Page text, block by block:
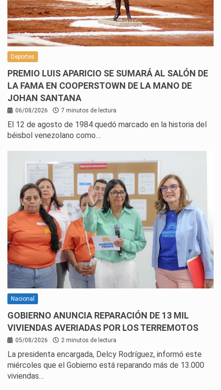
Deportes
PREMIO LUIS APARICIO SE SUMARÁ AL SALÓN DE
LA FAMA EN COOPERSTOWN DE LA MANO DE
JOHAN SANTANA
06/08/2026 7 minutos de lectura
El 12 de agosto de 1984 quedó marcado en la historia del
béisbol venezolano como…
Nacional
GOBIERNO ANUNCIA REPARACIÓN DE 13 MIL
VIVIENDAS AVERIADAS POR LOS TERREMOTOS
05/08/2026 2 minutos de lectura
La presidenta encargada, Delcy Rodríguez, informó este
miércoles que el Gobierno está reparando más de 13.000
viviendas…